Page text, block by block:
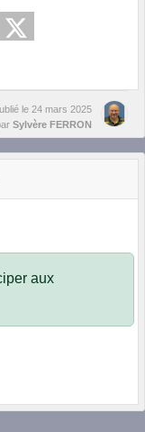
le 24 mars 2025
Sylvère FERRON
aux